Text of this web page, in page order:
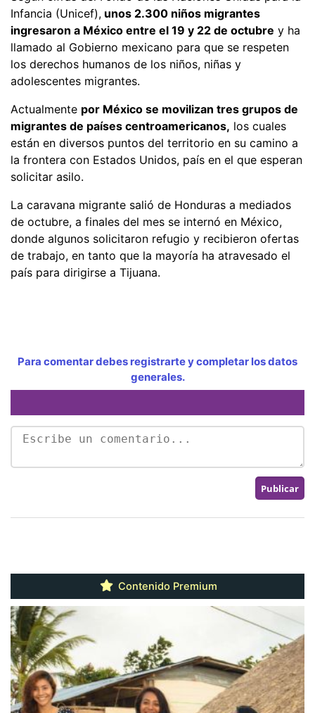
Infancia (Unicef), unos 2.300 niños migrantes
ingresaron a México entre el 19 y 22 de octubre y ha
llamado al Gobierno mexicano para que se respeten
los derechos humanos de los niños, niñas y
adolescentes migrantes.
Actualmente por México se movilizan tres grupos de
migrantes de países centroamericanos, los cuales
están en diversos puntos del territorio en su camino a
la frontera con Estados Unidos, país en el que esperan
solicitar asilo.
La caravana migrante salió de Honduras a mediados
de octubre, a finales del mes se internó en México,
donde algunos solicitaron refugio y recibieron ofertas
de trabajo, en tanto que la mayoría ha atravesado el
país para dirigirse a Tijuana.
Para comentar debes registrarte y completar los datos
generales.
Contenido Premium